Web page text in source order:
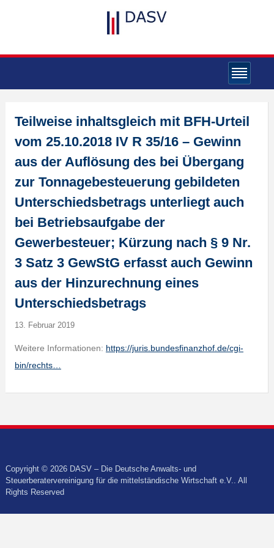
Teilweise inhaltsgleich mit BFH-Urteil
vom 25.10.2018 IV R 35/16 – Gewinn
aus der Auflösung des bei Übergang
zur Tonnagebesteuerung gebildeten
Unterschiedsbetrags unterliegt auch
bei Betriebsaufgabe der
Gewerbesteuer; Kürzung nach § 9 Nr.
3 Satz 3 GewStG erfasst auch Gewinn
aus der Hinzurechnung eines
Unterschiedsbetrags
13. Februar 2019
Weitere Informationen: https://juris.bundesfinanzhof.de/cgi-
bin/rechts…
Copyright © 2026 DASV – Die Deutsche Anwalts- und
Steuerberatervereinigung für die mittelständische Wirtschaft e.V.. All
Rights Reserved